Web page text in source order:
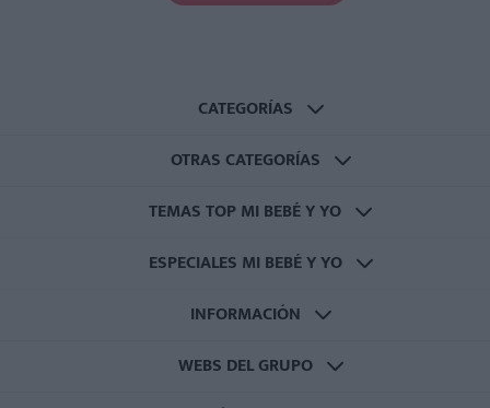
CATEGORÍAS
OTRAS CATEGORÍAS
TEMAS TOP MI BEBÉ Y YO
ESPECIALES MI BEBÉ Y YO
INFORMACIÓN
WEBS DEL GRUPO